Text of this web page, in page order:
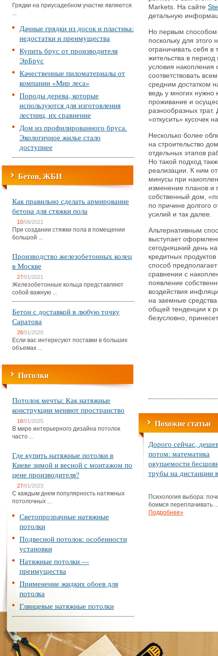
Грядки на приусадебном участке являются
...
Дачные грядки из досок и пластика:
недостатки и преимущества
Купить брус от производителя
ЭрБрус
Качественные пиломатериалы от
компании «Мир леса»
Породы дерева, которые
используются для изготовления
лестниц, их сравнение
Дом из профилированного бруса.
Экологичное жилье стало
доступнее
Бетон, ЖБИ
Как правильно сделать армирование
бетона для стяжки пола
10/08/2021
При создании стяжки пола в помещении
большой ...
Производство железобетонных колец
в Москве
27/01/2021
Железобетонные кольца представляют
собой важную ...
Бетон с доставкой в любую точку
Саратова
28/01/2020
Если вас интересуют поставки в больших
объемах ...
Потолки
Потолок мечты: Как натяжные
конструкции меняют пространство
18/01/2025
В мире интерьерного дизайна потолок
часто ...
Где купить натяжные потолки в
Киеве зимой и весной с монтажом по
цене производителя?
27/01/2023
С каждым днем популярность натяжных
потолочных ...
Светопрозрачные натяжные
потолки
Подвесной потолок: особенности
установки
Натяжные потолки —
преимущества
Применение жидких обоев для
потолка
Глянцевые натяжные потолки
Markets. На сайте
детальную
Но первым способом
поскольку для
ограничивать себя в
жительства в
условия накопления
соответствовать
средним достатком
ведь у многих нужно
проживание и
разнообразных
«откусить» кусочек
Несколько более
на строительство
отдельных этапов
Но такой подход
реализации. К ним
минусы при
изменение планов и
собственный дом,
по причине долгого
усилий и так далее.
Альтернативным
выступает
сегодняшний день
кредитных
способ
сравнении с
появление
воздействия
на заемные
общей тенденции к
безусловно,
Похожие статьи
Дорого сейчас,
потом: математика
окупаемости
трубы на дистанции
Психология выбора:
боимся переплачивать ...
Подробнее»